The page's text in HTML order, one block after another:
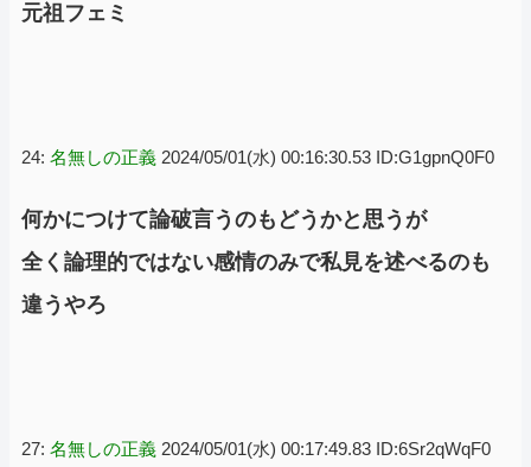
元祖フェミ
24: 名無しの正義 2024/05/01(水) 00:16:30.53 ID:G1gpnQ0F0
何かにつけて論破言うのもどうかと思うが
全く論理的ではない感情のみで私見を述べるのも
違うやろ
27: 名無しの正義 2024/05/01(水) 00:17:49.83 ID:6Sr2qWqF0